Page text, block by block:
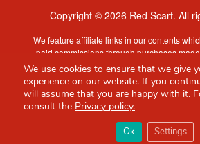
你必备的英国指南
Copyright © 2026 Red Scarf. All
We feature affiliate links in our contents
paid commissions through purchases
retailer sites.
Content is provided by users, brands or
information may have been generated by
guidance only. Accuracy and availability may
We use cookies to ensure that we give
experience on our website. If you
will assume that you are happy with it.
consult the Privacy policy.
Ok Settings